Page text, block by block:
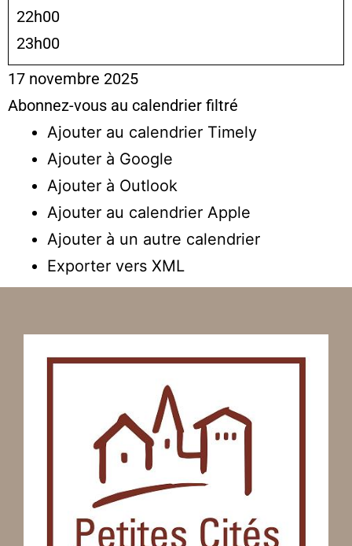
22h00
23h00
17 novembre 2025
Abonnez-vous au calendrier filtré
Ajouter au calendrier Timely
Ajouter à Google
Ajouter à Outlook
Ajouter au calendrier Apple
Ajouter à un autre calendrier
Exporter vers XML